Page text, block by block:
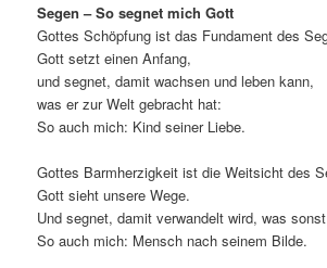
Segen – So segnet mich Gott
Gottes Schöpfung ist das Fundament des
Gott setzt einen Anfang,
und segnet, damit wachsen und leben kann,
was er zur Welt gebracht hat:
So auch mich: Kind seiner Liebe.
Gottes Barmherzigkeit ist die Weitsicht des
Gott sieht unsere Wege.
Und segnet, damit verwandelt wird, was
So auch mich: Mensch nach seinem Bilde.